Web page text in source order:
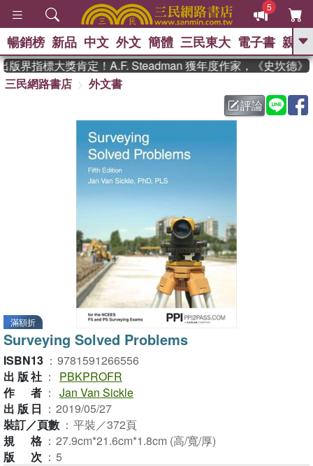
5
GO
父親節 、 如果歷
暑期推薦 、 國際布克
登輝時代 、
偉大的迷走神經
暢銷榜 新品 中文 外文 簡體 三民東大 電子書 親子
界指標大獎肯定！A.F. Steadman 獲年度作家，《史坎德》
三民網路書店
外文書
評論
滿額折
Surveying Solved Problems
ISBN13 ： 9781591266556
出版社 ：
PBKPROFR
作者 ： Jan Van Sickle
出版日 ： 2019/05/27
裝訂／頁數 ： 平裝／372頁
規格 ： 27.9cm*21.6cm*1.8cm (高/寬/厚)
版次 ： 5